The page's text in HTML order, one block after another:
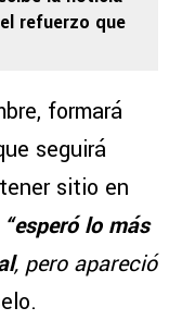
refuerzo que
formará
seguirá
sitio en
“esperó lo más
, pero apareció